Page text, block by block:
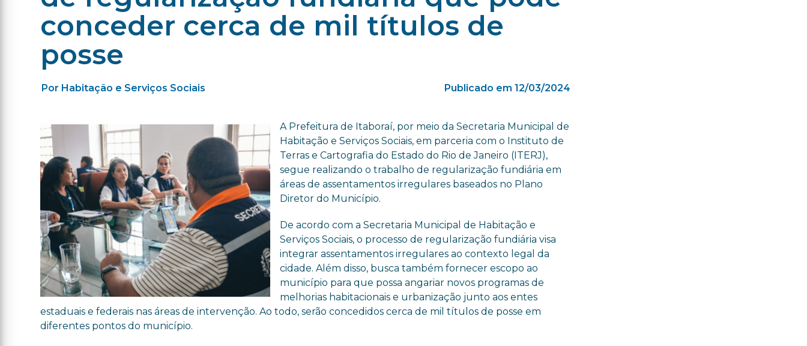
conceder cerca de mil títulos de
posse
Por Habitação e Serviços Sociais Publicado em 12/03/2024
A Prefeitura de Itaboraí, por meio da Secretaria Municipal de
Habitação e Serviços Sociais, em parceria com o Instituto de
Terras e Cartografia do Estado do Rio de Janeiro (ITERJ),
segue realizando o trabalho de regularização fundiária em
áreas de assentamentos irregulares baseados no Plano
Diretor do Município.
De acordo com a Secretaria Municipal de Habitação e
Serviços Sociais, o processo de regularização fundiária visa
integrar assentamentos irregulares ao contexto legal da
cidade. Além disso, busca também fornecer escopo ao
município para que possa angariar novos programas de
melhorias habitacionais e urbanização junto aos entes
estaduais e federais nas áreas de intervenção. Ao todo, serão concedidos cerca de mil títulos de posse em
diferentes pontos do município.